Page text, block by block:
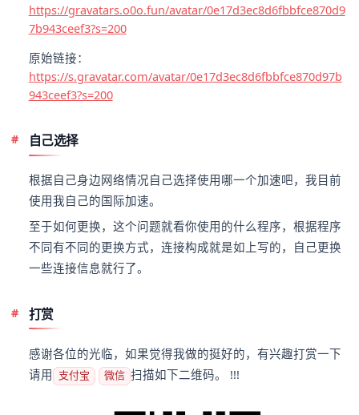
https://gravatars.o0o.fun/avatar/0e17d3ec8d6fbbfce870d9
7b943ceef3?s=200
原始链接：
https://s.gravatar.com/avatar/0e17d3ec8d6fbbfce870d97b
943ceef3?s=200
自己选择
根据自己身边网络情况自己选择使用哪一个加速吧，我目前
使用我自己的国际加速。
至于如何更换，这个问题就看你使用的什么程序，根据程序
不同有不同的更换方式，连接构成就是如上写的，自己更换
一些连接信息就行了。
打赏
感谢各位的光临，如果觉得我做的挺好的，有兴趣打赏一下
请用
支付宝 微信 扫描如下二维码。 !!!